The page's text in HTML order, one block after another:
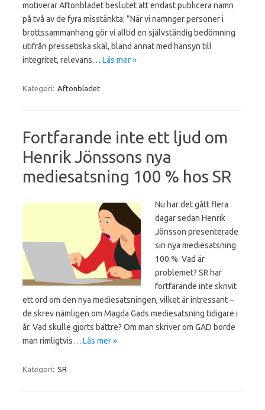
motiverar Aftonbladet beslutet att endast publicera namn
på två av de fyra misstänkta: ”När vi namnger personer i
brottssammanhang gör vi alltid en självständig bedömning
utifrån pressetiska skäl, bland annat med hänsyn till
integritet, relevans… Läs mer »
Kategori: Aftonbladet
Fortfarande inte ett ljud om
Henrik Jönssons nya
mediesatsning 100 % hos SR
Nu har det gått flera
dagar sedan Henrik
Jönsson presenterade
sin nya mediesatsning
100 %. Vad är
problemet? SR har
fortfarande inte skrivit
ett ord om den nya mediesatsningen, vilket är intressant –
de skrev nämligen om Magda Gads mediesatsning tidigare i
år. Vad skulle gjorts bättre? Om man skriver om GAD borde
man rimligtvis… Läs mer »
Kategori: SR